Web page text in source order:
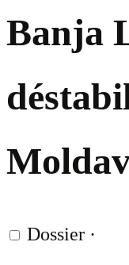
Banja
Dossier ·